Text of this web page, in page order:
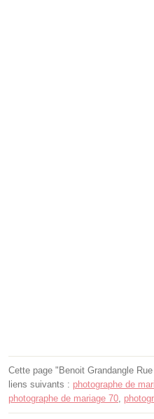
Cette page "Benoit Grandangle
liens suivants : photographe de
photographe de mariage 70,